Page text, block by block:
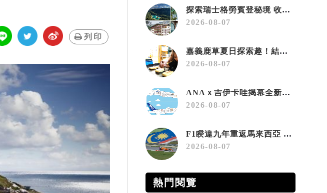
列印
探索瑞士格勞賓登秘境 收藏六種阿爾卑斯夏日療癒之旅
2026-08-07
嘉義鹿草夏日探索趣！結合科學、農場與自然的親子小旅行
2026-08-07
ANAｘ吉伊卡哇揭幕全新彩繪機「Chiikawa JET」
2026-08-07
F1睽違九年重返馬來西亞 三大國際賽事打造10月運動旅遊熱潮 賽車、自行車、路跑同週登場
2026-08-07
熱門閱覽